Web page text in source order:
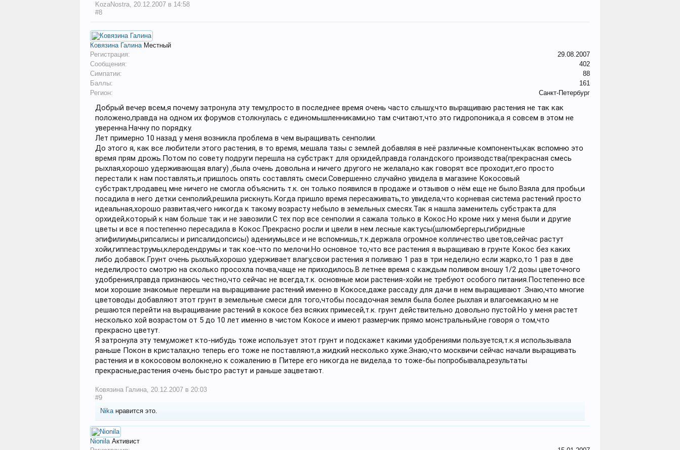
KozaNostra, 20.12.2007 в 14:58
#8
Ковязина Галина Местный
Регистрация:
29.08.2007
Сообщения:
402
Симпатии:
88
Баллы:
161
Регион:
Санкт-Петербург
Добрый вечер всем,я почему затронула эту тему,просто в последнее время очень часто слышу,что выращиваю растения не так как
положено,правда на одном их форумов столкнулась с единомышленниками,но там считают,что это гидропоника,а я совсем в этом не
уверенна.Начну по порядку.
Лет примерно 10 назад у меня возникла проблема в чем выращивать сенполии.
До этого я, как все любители этого растения, в то время, мешала тазы с землей добавляя в неё различные компоненты,как вспомню это
время прям дрожь.Потом по совету подруги перешла на субстракт для орхидей,правда голандского производства(прекрасная смесь
рыхлая,хорошо удерживающая влагу) ,была очень довольна и ничего другого не желала,но как говорят все проходит,его просто
перестали к нам поставлять,и пришлось опять составлять смеси.Совершенно случайно увидела в магазине Кокосовый
субстракт,продавец мне ничего не смогла объяснить т.к. он только появился в продаже и отзывов о нём еще не было.Взяла для пробы,и
посадила в него детки сенполий,решила рискнуть.Когда пришло время пересаживать,то увидела,что корневая система растений просто
идеальная,хорошо развитая,чего никогда к такому возрасту небыло в земельных смесях.Так я нашла заменитель субстракта для
орхидей,который к нам больше так и не завозили.С тех пор все сенполии я сажала только в Кокос.Но кроме них у меня были и другие
цветы и все я постепенно пересадила в Кокос.Прекрасно росли и цвели в нем лесные кактусы(шлюмбергеры,гибридные
эпифилиумы,рипсалисы и рипсалидопсисы) адениумы,все и не вспомнишь,т.к.держала огромное колличество цветов,сейчас растут
хойи,гиппеаструмы,клеродендрумы и так кое-что по мелочи.Но основное то,что все растения я выращиваю в грунте Кокос без каких
либо добавок.Грунт очень рыхлый,хорошо удерживает влагу,свои растения я поливаю 1 раз в три недели,но если жарко,то 1 раз в две
недели,просто смотрю на сколько просохла почва,чаще не приходилось.В летнее время с каждым поливом вношу 1/2 дозы цветочного
удобрения,правда признаюсь честно,что сейчас не всегда,т.к. основные мои растения-хойи не требуют особого питания.Постепенно все
мои хорошие знакомые перешли на выращивание растений именно в Кокосе,даже рассаду для дачи в нем выращивают .Знаю,что многие
цветоводы добавляют этот грунт в земельные смеси для того,чтобы посадочная земля была более рыхлая и влагоемкая,но м не
решаются перейти на выращивание растений в кокосе без всяких примесей,т.к. грунт действительно довольно пустой.Но у меня растет
несколько хой возрастом от 5 до 10 лет именно в чистом Кокосе и имеют размерчик прямо монстральный,не говоря о том,что
прекрасно цветут.
Я затронула эту тему,может кто-нибудь тоже использует этот грунт и подскажет какими удобрениями пользуется,т.к.я использывала
раньше Покон в кристалах,но теперь его тоже не поставляют,а жидкий несколько хуже.Знаю,что москвичи сейчас начали выращивать
растения и в кокосовом волокне,но к сожалению в Питере его никогда не видела,а то тоже-бы попробывала,результаты
прекрасные,растения очень быстро растут и раньше зацветают.
Ковязина Галина, 20.12.2007 в 20:03
#9
Nikaнравится это.
Nionila Активист